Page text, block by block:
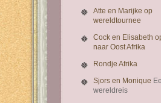
Atte en Marijke op
wereldtournee
Cock en Elisabeth
naar Oost Afrika
Rondje Afrika
Sjors en Monique
wereldreis